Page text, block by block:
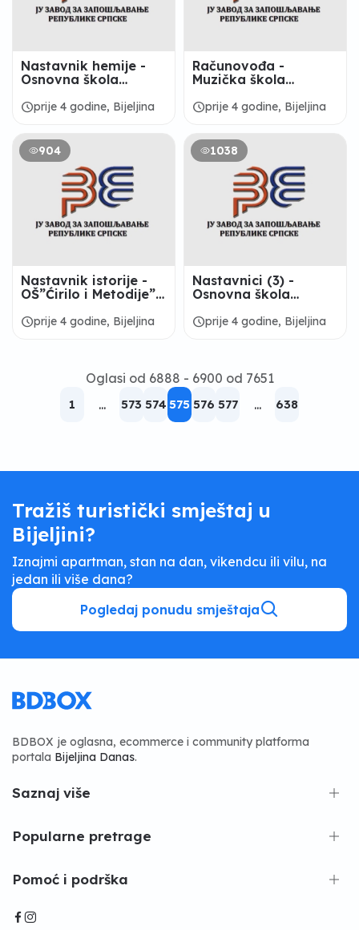
Nastavnik hemije -
Osnovna škola
scheduleprije 4 godine, Bijeljina
Računovođa -
Muzička škola
Mokranjac“ Bijeljina
scheduleprije 4 godine, Bijeljina
904
Nastavnik istorije -
OŠ”Ćirilo i Metodije”-
scheduleprije 4 godine, Bijeljina
1038
Nastavnici (3) -
Osnovna škola
Koraj
scheduleprije 4 godine, Bijeljina
Oglasi od 6888 - 6900 od 7651
1 ... 573 574 575 576 577 ... 638
Tražiš turistički smještaj u
Bijeljini?
Iznajmi apartman, stan na dan, vikendcu ili vilu, na
jedan ili više dana?
Pogledaj ponudu smještaja
BDBOX je oglasna, ecommerce i community platforma
portala Bijeljina Danas.
Saznaj više
Popularne pretrage
Pomoć i podrška